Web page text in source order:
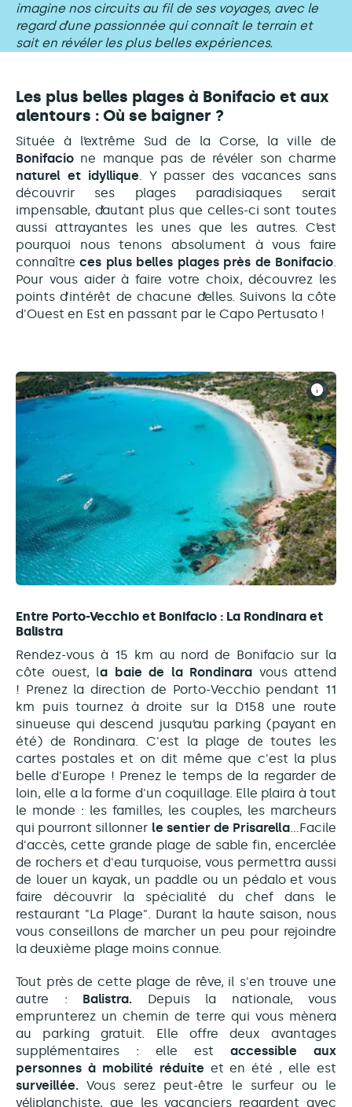
imagine nos circuits au fil de ses voyages, avec le
regard d’une passionnée qui connaît le terrain et
sait en révéler les plus belles expériences.
Les plus belles plages à Bonifacio et aux
alentours : Où se baigner ?
Située à l’extrême Sud de la Corse, la ville de
Bonifacio ne manque pas de révéler son charme
naturel et idyllique. Y passer des vacances sans
découvrir ses plages paradisiaques serait
impensable, d’autant plus que celles-ci sont toutes
aussi attrayantes les unes que les autres. C’est
pourquoi nous tenons absolument à vous faire
connaîtreces plus belles plages près de Bonifacio.
Pour vous aider à faire votre choix, découvrez les
points d’intérêt de chacune d’elles. Suivons la côte
d'Ouest en Est en passant par le Capo Pertusato !
Entre Porto-Vecchio et Bonifacio : La Rondinara et
Balistra
Rendez-vous à 15 km au nord de Bonifacio sur la
côte ouest, la baie de la Rondinara vous attend
! Prenez la direction de Porto-Vecchio pendant 11
km puis tournez à droite sur la D158 une route
sinueuse qui descend jusqu’au parking (payant en
été) de Rondinara. C'est la plage de toutes les
cartes postales et on dit même que c'est la plus
belle d'Europe ! Prenez le temps de la regarder de
loin, elle a la forme d'un coquillage. Elle plaira à tout
le monde : les familles, les couples, les marcheurs
qui pourront sillonner le sentier de Prisarella ...Facile
d'accès, cette grande plage de sable fin, encerclée
de rochers et d'eau turquoise, vous permettra aussi
de louer un kayak, un paddle ou un pédalo et vous
faire découvrir la spécialité du chef dans le
restaurant "La Plage". Durant la haute saison, nous
vous conseillons de marcher un peu pour rejoindre
la deuxième plage moins connue.
Tout près de cette plage de rêve, il s'en trouve une
autre : Balistra. Depuis la nationale, vous
emprunterez un chemin de terre qui vous mènera
au parking gratuit. Elle offre deux avantages
supplémentaires : elle est accessible aux
personnes à mobilité réduite et en été , elle est
surveillée.Vous serez peut-être le surfeur ou le
véliplanchiste, que les vacanciers regardent avec